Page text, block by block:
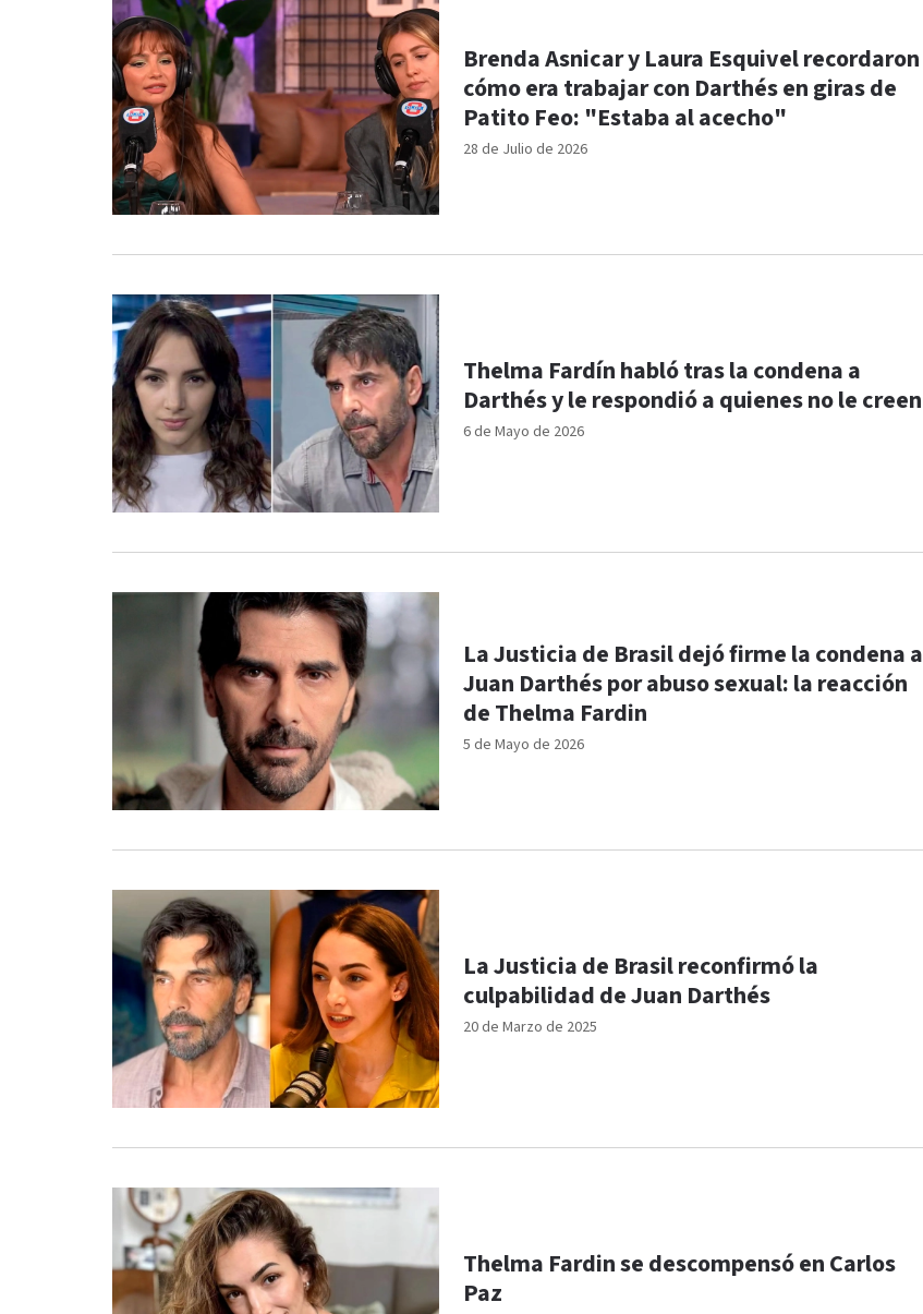
28 de Julio de 2026
Brenda Asnicar y Laura Esquivel recordaron
cómo era trabajar con Darthés en giras de
Patito Feo: "Estaba al acecho"
6 de Mayo de 2026
Thelma Fardín habló tras la condena a
Darthés y le respondió a quienes no le creen
5 de Mayo de 2026
La Justicia de Brasil dejó firme la condena a
Juan Darthés por abuso sexual: la reacción
de Thelma Fardin
20 de Marzo de 2025
La Justicia de Brasil reconfirmó la
culpabilidad de Juan Darthés
Thelma Fardin se descompensó en Carlos
Paz